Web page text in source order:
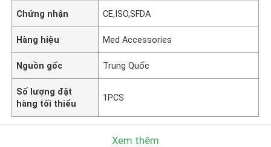
Chứng nhận CE,ISO,SFDA
Hàng hiệu Med Accessories
Nguồn gốc Trung Quốc
Số lượng đặt
hàng tối thiểu
1PCS
Xem thêm